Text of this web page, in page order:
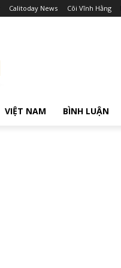
Calitoday News Cõi Vĩnh Hằng
VIỆT NAM BÌNH LUẬN